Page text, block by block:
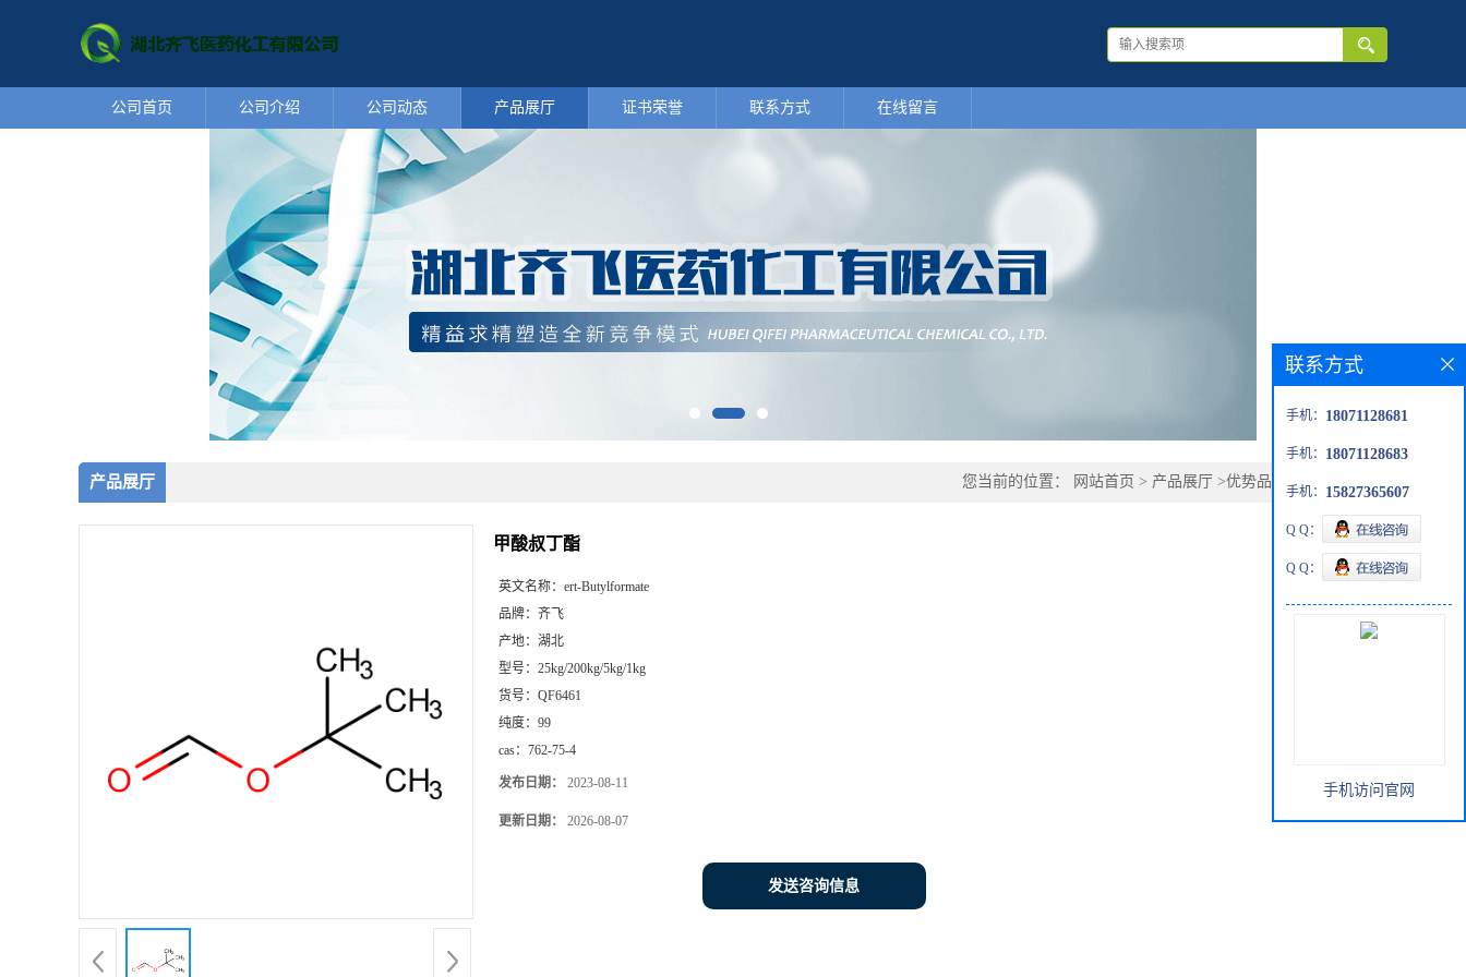
公司首页 公司介绍 公司动态 产品展厅 证书荣誉 联系方式 在线留言
产品展厅 您当前的位置： 网站首页 > 产品展厅 >优势品种 > 甲酸叔丁酯
甲酸叔丁酯
英文名称： ert-Butylformate
品牌： 齐飞
产地： 湖北
型号： 25kg/200kg/5kg/1kg
货号： QF6461
纯度： 99
cas： 762-75-4
发布日期： 2023-08-11
更新日期： 2026-08-07
发送咨询信息
联系方式
手机： 18071128681
手机： 18071128683
手机： 15827365607
Q Q：
Q Q：
手机访问官网